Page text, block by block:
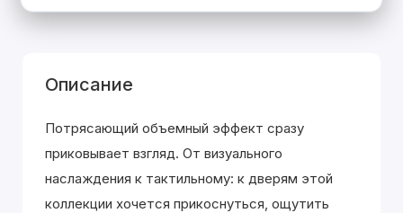
Описание
Потрясающий объемный эффект сразу
приковывает взгляд. От визуального
наслаждения к тактильному: к дверям этой
коллекции хочется прикоснуться, ощутить